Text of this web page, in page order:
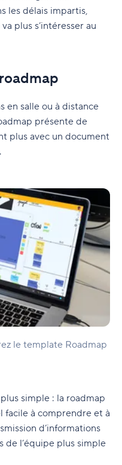
les délais impartis,
plus s’intéresser au
en salle ou à distance
présente de
plus avec un document
le template Roadmap
simple : la roadmap
facile à comprendre et à
d’informations
l’équipe plus simple